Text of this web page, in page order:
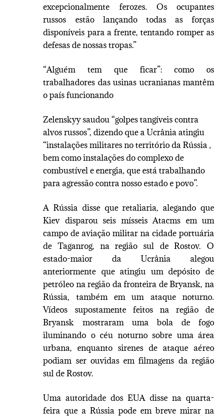
excepcionalmente ferozes. Os ocupantes
russos estão lançando todas as forças
disponíveis para a frente, tentando romper as
defesas de nossas tropas.”
“Alguém tem que ficar”: como os
trabalhadores das usinas ucranianas mantêm
o país funcionando
Zelenskyy saudou “golpes tangíveis contra
alvos russos”, dizendo que a Ucrânia atingiu
“instalações militares no território da Rússia ,
bem como instalações do complexo de
combustível e energia, que está trabalhando
para agressão contra nosso estado e povo”.
A Rússia disse que retaliaria, alegando que
Kiev disparou seis mísseis Atacms em um
campo de aviação militar na cidade portuária
de Taganrog, na região sul de Rostov. O
estado-maior da Ucrânia alegou
anteriormente que atingiu um depósito de
petróleo na região da fronteira de Bryansk, na
Rússia, também em um ataque noturno.
Vídeos supostamente feitos na região de
Bryansk mostraram uma bola de fogo
iluminando o céu noturno sobre uma área
urbana, enquanto sirenes de ataque aéreo
podiam ser ouvidas em filmagens da região
sul de Rostov.
Uma autoridade dos EUA disse na quarta-
feira que a Rússia pode em breve mirar na